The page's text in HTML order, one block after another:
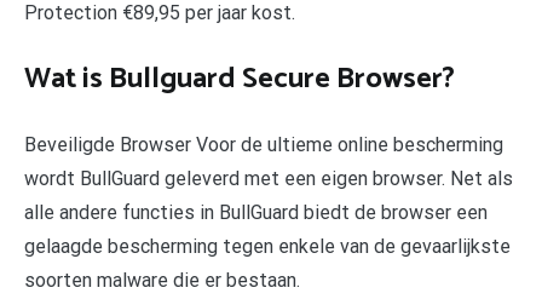
Protection €89,95 per jaar kost.
Wat is Bullguard Secure Browser?
Beveiligde Browser Voor de ultieme online bescherming
wordt BullGuard geleverd met een eigen browser. Net als
alle andere functies in BullGuard biedt de browser een
gelaagde bescherming tegen enkele van de gevaarlijkste
soorten malware die er bestaan.